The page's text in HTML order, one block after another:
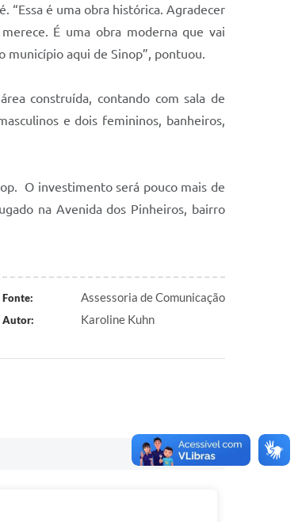
“Essa é uma obra histórica. Agradecer
É uma obra moderna que vai
aqui de Sinop”, pontuou.
construída, contando com sala de
e dois femininos, banheiros,
O investimento será pouco mais de
na Avenida dos Pinheiros, bairro
Fonte: Assessoria de Comunicação
Autor: Karoline Kuhn